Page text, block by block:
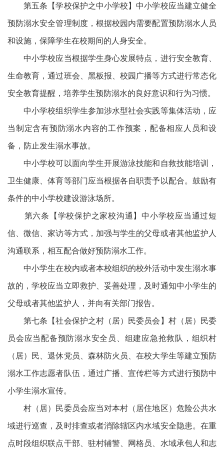
第五条【学校保护之中小学校】中小学校应当建立健全
预防溺水安全管理制度，根据校园内需要配置预防溺水人员
和设施，保障学生在校期间的人身安全。
中小学校应当根据学生身心发展特点，进行安全教育、
生命教育，通过班会、黑板报、校园广播等方式进行常态化
安全教育提醒，培养学生预防溺水的良好意识和行为习惯。
中小学校组织学生参加涉水型社会实践等集体活动，应
当制定含有预防溺水内容的工作预案，配备相应人员和设
备，防止发生溺水事故。
中小学校可以面向学生开展游泳技能和自救技能培训，
卫生健康、体育等部门应当根据各自职责予以配合。鼓励有
条件的中小学校建设游泳场所。
第六条【学校保护之家校沟通】中小学校应当通过短
信、微信、家访等方式，加强与学生的父母或者其他监护人
沟通联系，相互配合做好预防溺水工作。
中小学生在校内或者本校组织的校外活动中发生溺水事
故的，学校应当立即救护、妥善处理，及时通知中小学生的
父母或者其他监护人，并向有关部门报告。
第七条【社会保护之村（居）民委员会】村（居）民委
员会应当配备预防溺水安全员、组建应急抢救队，组织村
（居）民、退休党员、森林防火员、在校大学生等建立预防
溺水工作志愿者队伍，通过广播、宣传栏等方式进行预防中
小学生溺水宣传。
村（居）民委员会应当对本村（居住地区）危险公共水
域进行巡查，及时排查或者消除辖区内水域安全隐患。在重
点时段组织联点干部、驻村辅警、网格员、水域承包人和志